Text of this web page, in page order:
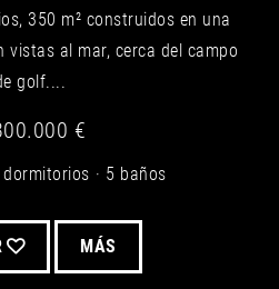
350 m² construidos en una
vistas al mar, cerca del campo
golf....
€
5 baños
MÁS